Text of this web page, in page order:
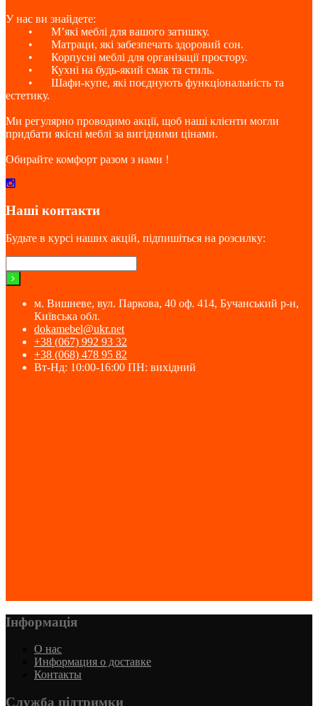
У нас ви знайдете:
•
М’які меблі для вашого затишку.
•
Матраци, які забезпечать здоровий сон.
•
Корпусні меблі для організації простору.
•
Кухні на будь-який смак та стиль.
•
Шафи-купе, які поєднують функціональність та
естетику.
Ми регулярно проводимо акції, щоб наші клієнти могли
придбати якісні меблі за вигідними цінами.
Обирайте комфорт разом з нами !
Наші контакти
Будьте в курсі наших акцій, підпишіться на розсилку:
м. Вишневе, вул. Паркова, 40 оф. 414, Бучанський р-н,
Київська обл.
dokamebel@ukr.net
+38 (067) 992 93 32
+38 (068) 478 95 82
Вт-Нд: 10:00-16:00 ПН: вихідний
Інформація
О нас
Информация о доставке
Контакты
Служба підтримки